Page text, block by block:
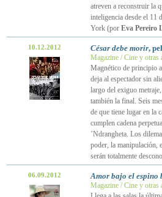
atreven a reconstruir la
inteligencia desde el 11
York (por Eva Pereiro
10.12.2012 César debe morir,
Magazine / Cine y otras
Magnético de principio
deja al espectador sin
largo del exiguo
también la final. Seis
de que tiene lugar en la
cumplen cadena
’Ndrangheta. Los
poder, la manipulación,
serán totalmente
06.09.2012 Amor bajo el espino
Magazine / Cine y otras